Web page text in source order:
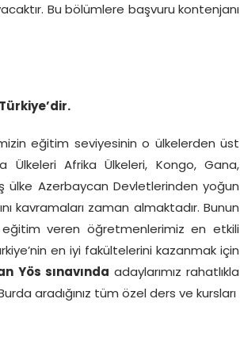
Bu bölümlere başvuru kontenjanı
eğitim seviyesinin o ülkelerden üst
Ülkeleri Afrika Ülkeleri, Kongo, Gana,
ülke Azerbaycan Devletlerinden yoğun
kavramaları zaman almaktadır. Bunun
eğitim veren öğretmenlerimiz en etkili
en iyi fakültelerini kazanmak için
Yös sınavında adaylarımız rahatlıkla
aradığınız tüm özel ders ve kursları